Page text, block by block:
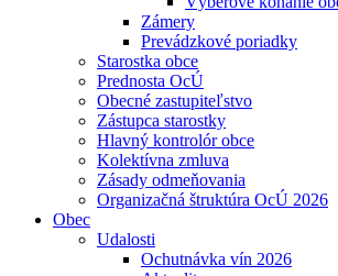
Zámery
Prevádzkové poriadky
Starostka obce
Prednosta OcÚ
Obecné zastupiteľstvo
Zástupca starostky
Hlavný kontrolór obce
Kolektívna zmluva
Zásady odmeňovania
Organizačná štruktúra OcÚ 2026
Obec
Udalosti
Ochutnávka vín 2026